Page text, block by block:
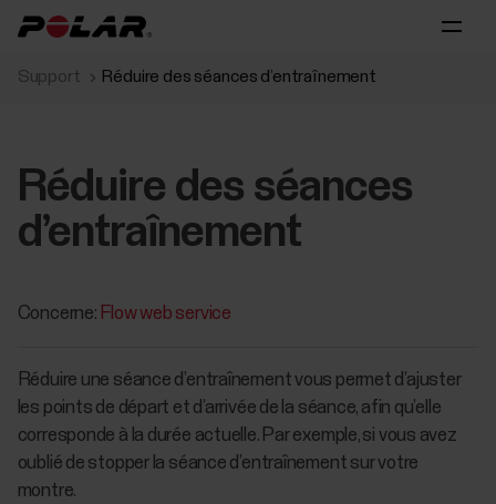
Support Réduire des séances d’entraînement
Réduire des séances
d’entraînement
Concerne: Flow web service
Réduire une séance d’entraînement vous permet d’ajuster
les points de départ et d’arrivée de la séance, afin qu’elle
corresponde à la durée actuelle. Par exemple, si vous avez
oublié de stopper la séance d’entraînement sur votre
montre.